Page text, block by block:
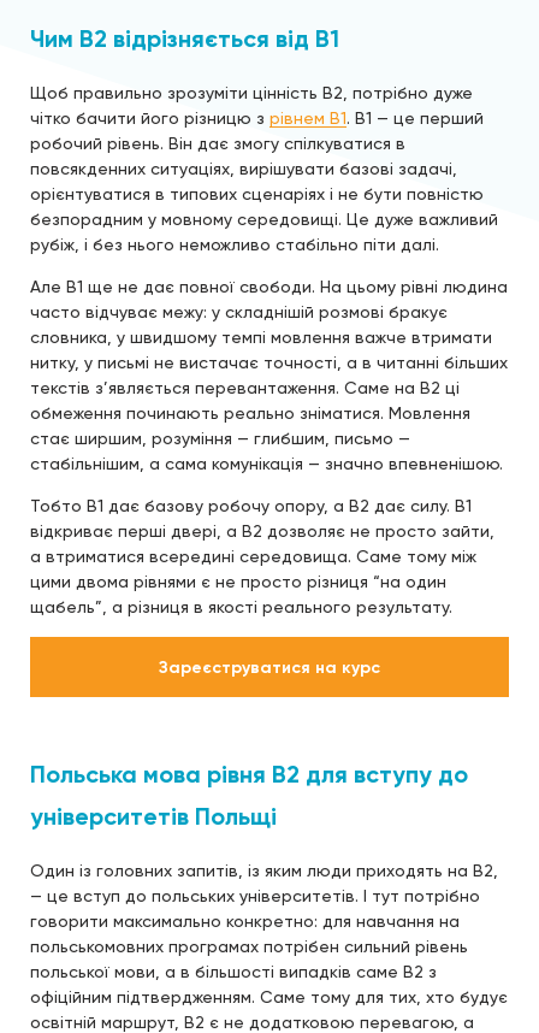
Чим B2 відрізняється від B1
Щоб правильно зрозуміти цінність B2, потрібно дуже
чітко бачити його різницю з рівнем B1. B1 — це перший
робочий рівень. Він дає змогу спілкуватися в
повсякденних ситуаціях, вирішувати базові задачі,
орієнтуватися в типових сценаріях і не бути повністю
безпорадним у мовному середовищі. Це дуже важливий
рубіж, і без нього неможливо стабільно піти далі.
Але B1 ще не дає повної свободи. На цьому рівні людина
часто відчуває межу: у складнішій розмові бракує
словника, у швидшому темпі мовлення важче втримати
нитку, у письмі не вистачає точності, а в читанні більших
текстів з’являється перевантаження. Саме на B2 ці
обмеження починають реально зніматися. Мовлення
стає ширшим, розуміння — глибшим, письмо —
стабільнішим, а сама комунікація — значно впевненішою.
Тобто B1 дає базову робочу опору, а B2 дає силу. B1
відкриває перші двері, а B2 дозволяє не просто зайти,
а втриматися всередині середовища. Саме тому між
цими двома рівнями є не просто різниця “на один
щабель”, а різниця в якості реального результату.
Зареєструватися на курс
Польська мова рівня B2 для вступу до
університетів Польщі
Один із головних запитів, із яким люди приходять на B2,
— це вступ до польських університетів. І тут потрібно
говорити максимально конкретно: для навчання на
польськомовних програмах потрібен сильний рівень
польської мови, а в більшості випадків саме B2 з
офіційним підтвердженням. Саме тому для тих, хто будує
освітній маршрут, B2 є не додатковою перевагою, а